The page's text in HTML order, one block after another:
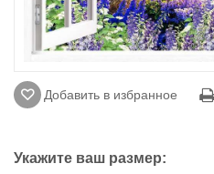
Добавить в избранное
Укажите ваш размер: